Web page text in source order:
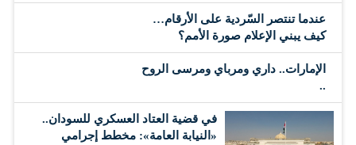
عندما تنتصر السّردية على الأرقام…
كيف يبني الإعلام صورة الأمم؟
الإمارات.. داري ومرباي ومرسى الروح
..
في قضية العتاد العسكري للسودان..
«النيابة العامة»: مخطط إجرامي